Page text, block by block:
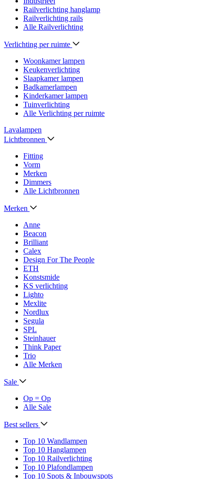
Railverlichting hanglamp
Railverlichting rails
Alle Railverlichting
Verlichting per ruimte
Woonkamer lampen
Keukenverlichting
Slaapkamer lampen
Badkamerlampen
Kinderkamer lampen
Tuinverlichting
Alle Verlichting per ruimte
Lavalampen
Lichtbronnen
Fitting
Vorm
Merken
Dimmers
Alle Lichtbronnen
Merken
Anne
Beacon
Brilliant
Calex
Design For The People
ETH
Konstsmide
KS verlichting
Lighto
Mexlite
Nordlux
Segula
SPL
Steinhauer
Think Paper
Trio
Alle Merken
Sale
Op = Op
Alle Sale
Best sellers
Top 10 Wandlampen
Top 10 Hanglampen
Top 10 Railverlichting
Top 10 Plafondlampen
Top 10 Spots & Inbouwspots